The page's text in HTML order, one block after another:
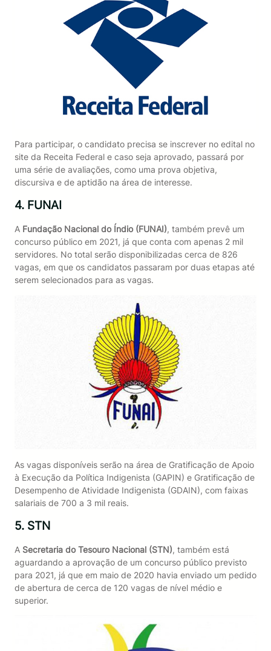
Para participar, o candidato precisa se inscrever no edital no
site da Receita Federal e caso seja aprovado, passará por
uma série de avaliações, como uma prova objetiva,
discursiva e de aptidão na área de interesse.
4. FUNAI
A Fundação Nacional do Índio (FUNAI), também prevê um
concurso público em 2021, já que conta com apenas 2 mil
servidores. No total serão disponibilizadas cerca de 826
vagas, em que os candidatos passaram por duas etapas até
serem selecionados para as vagas.
As vagas disponíveis serão na área de Gratificação de Apoio
à Execução da Política Indigenista (GAPIN) e Gratificação de
Desempenho de Atividade Indigenista (GDAIN), com faixas
salariais de 700 a 3 mil reais.
5. STN
A Secretaria do Tesouro Nacional (STN), também está
aguardando a aprovação de um concurso público previsto
para 2021, já que em maio de 2020 havia enviado um pedido
de abertura de cerca de 120 vagas de nível médio e
superior.